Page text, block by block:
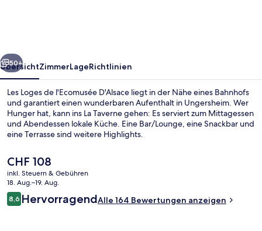
Weiter
50+
ÜbersichtZimmerLageRichtlinien
Les Loges de l'Ecomusée D'Alsace liegt in der Nähe eines Bahnhofs
und garantiert einen wunderbaren Aufenthalt in Ungersheim. Wer
Hunger hat, kann ins La Taverne gehen: Es serviert zum Mittagessen
und Abendessen lokale Küche. Eine Bar/Lounge, eine Snackbar und
eine Terrasse sind weitere Highlights.
Der
aktuelle
Preis
beträgt
CHF 108.
CHF 108
inkl. Steuern & Gebühren
18. Aug.–19. Aug.
Bewertungen
8,68,6 von 10.
HervorragendAlle 164 Bewertungen anzeigen